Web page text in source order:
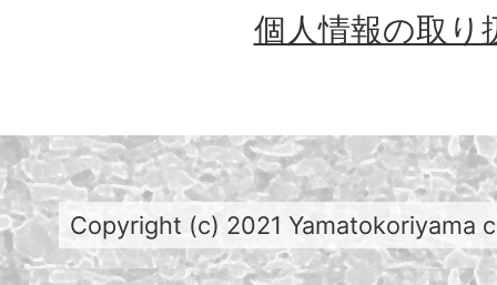
個人情報の取り
Copyright (c) 2021 Yamatokoriyama